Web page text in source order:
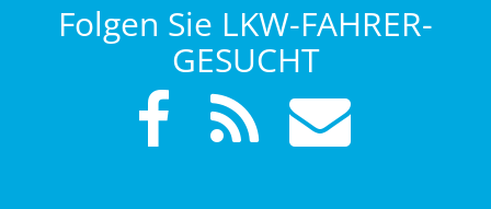
Folgen Sie LKW-FAHRER-
GESUCHT